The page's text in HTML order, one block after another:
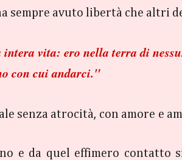
sempre avuto libertà che altri
vita: ero nella terra di
con cui andarci."
senza atrocità, con amore e
e da quel effimero contatto